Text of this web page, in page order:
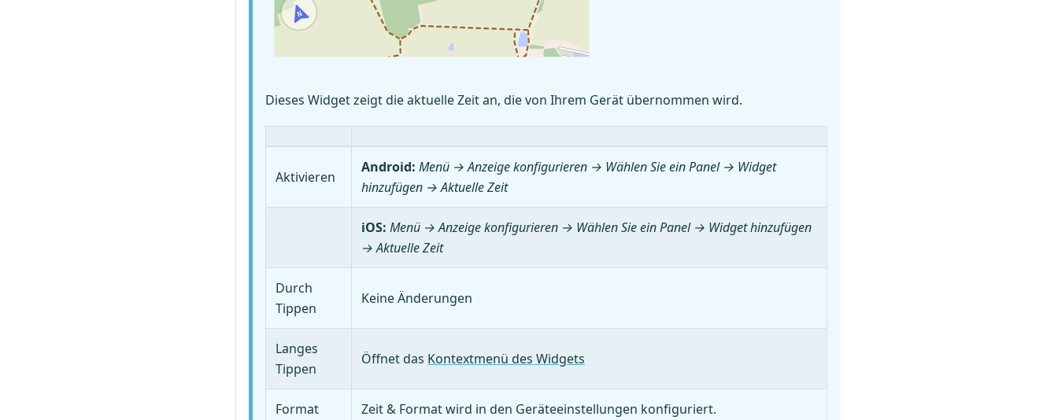
Dieses Widget zeigt die aktuelle Zeit an, die von Ihrem Gerät übernommen wird.
Aktivieren
Android: Menü → Anzeige konfigurieren → Wählen Sie ein Panel → Widget
hinzufügen →Aktuelle Zeit
iOS: Menü → Anzeige konfigurieren → Wählen Sie ein Panel → Widget hinzufügen
→Aktuelle Zeit
Durch
Tippen
Keine Änderungen
Langes
Tippen
Öffnet das Kontextmenü des Widgets
Format Zeit & Format wird in den Geräteeinstellungen konfiguriert.